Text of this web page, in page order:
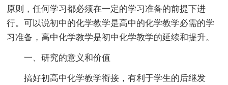
原则，任何学习都必须在一定的学习准备的前提下进
行。可以说初中的化学教学是高中的化学教学必需的学
习准备，高中化学教学是初中化学教学的延续和提升。
一、研究的意义和价值
搞好初高中化学教学衔接，有利于学生的后继发